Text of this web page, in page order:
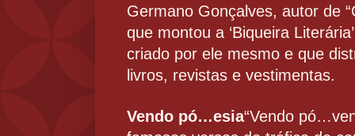
Germano Gonçalves, autor de
que montou a ‘Biqueira
criado por ele mesmo e que
livros, revistas e vestimentas.
Vendo pó…esia“Vendo